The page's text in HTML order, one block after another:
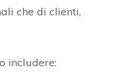
che di clienti,
includere: